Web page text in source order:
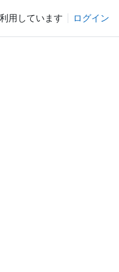
用しています ログイン